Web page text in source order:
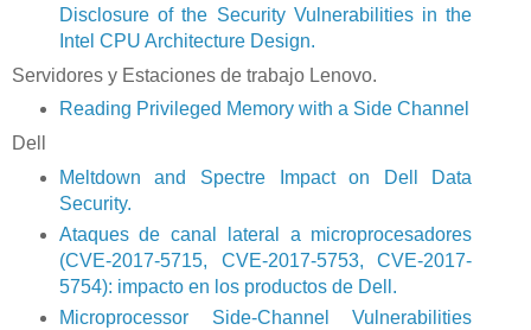
Disclosure of the Security Vulnerabilities in the
Intel CPU Architecture Design.
Servidores y Estaciones de trabajo Lenovo.
Reading Privileged Memory with a Side Channel
Dell
Meltdown and Spectre Impact on Dell Data
Security.
Ataques de canal lateral a microprocesadores
(CVE-2017-5715, CVE-2017-5753, CVE-2017-
5754): impacto en los productos de Dell.
Microprocessor Side-Channel Vulnerabilities